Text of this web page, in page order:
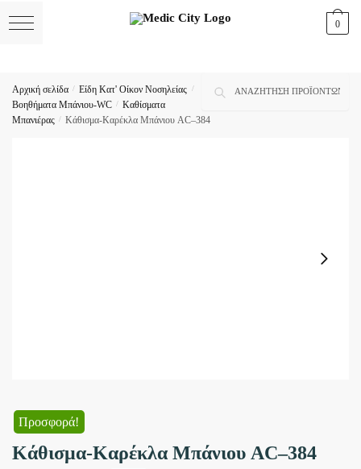
Αναζήτηση
0
Αρχική σελίδα / Είδη Κατ' Οίκον Νοσηλείας /
Βοηθήματα Μπάνιου-WC / Καθίσματα
Μπανιέρας / Κάθισμα-Καρέκλα Μπάνιου AC–384
Προσφορά!
Κάθισμα-Καρέκλα Μπάνιου AC–384